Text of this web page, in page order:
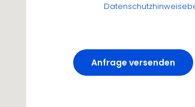
Anfrage versenden